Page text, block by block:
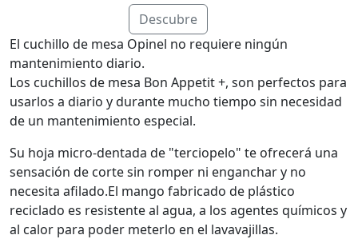
Descubre
El cuchillo de mesa Opinel no requiere ningún
mantenimiento diario.
Los cuchillos de mesa Bon Appetit +, son perfectos para
usarlos a diario y durante mucho tiempo sin necesidad
de un mantenimiento especial.
Su hoja micro-dentada de "terciopelo" te ofrecerá una
sensación de corte sin romper ni enganchar y no
necesita afilado.El mango fabricado de plástico
reciclado es resistente al agua, a los agentes químicos y
al calor para poder meterlo en el lavavajillas.